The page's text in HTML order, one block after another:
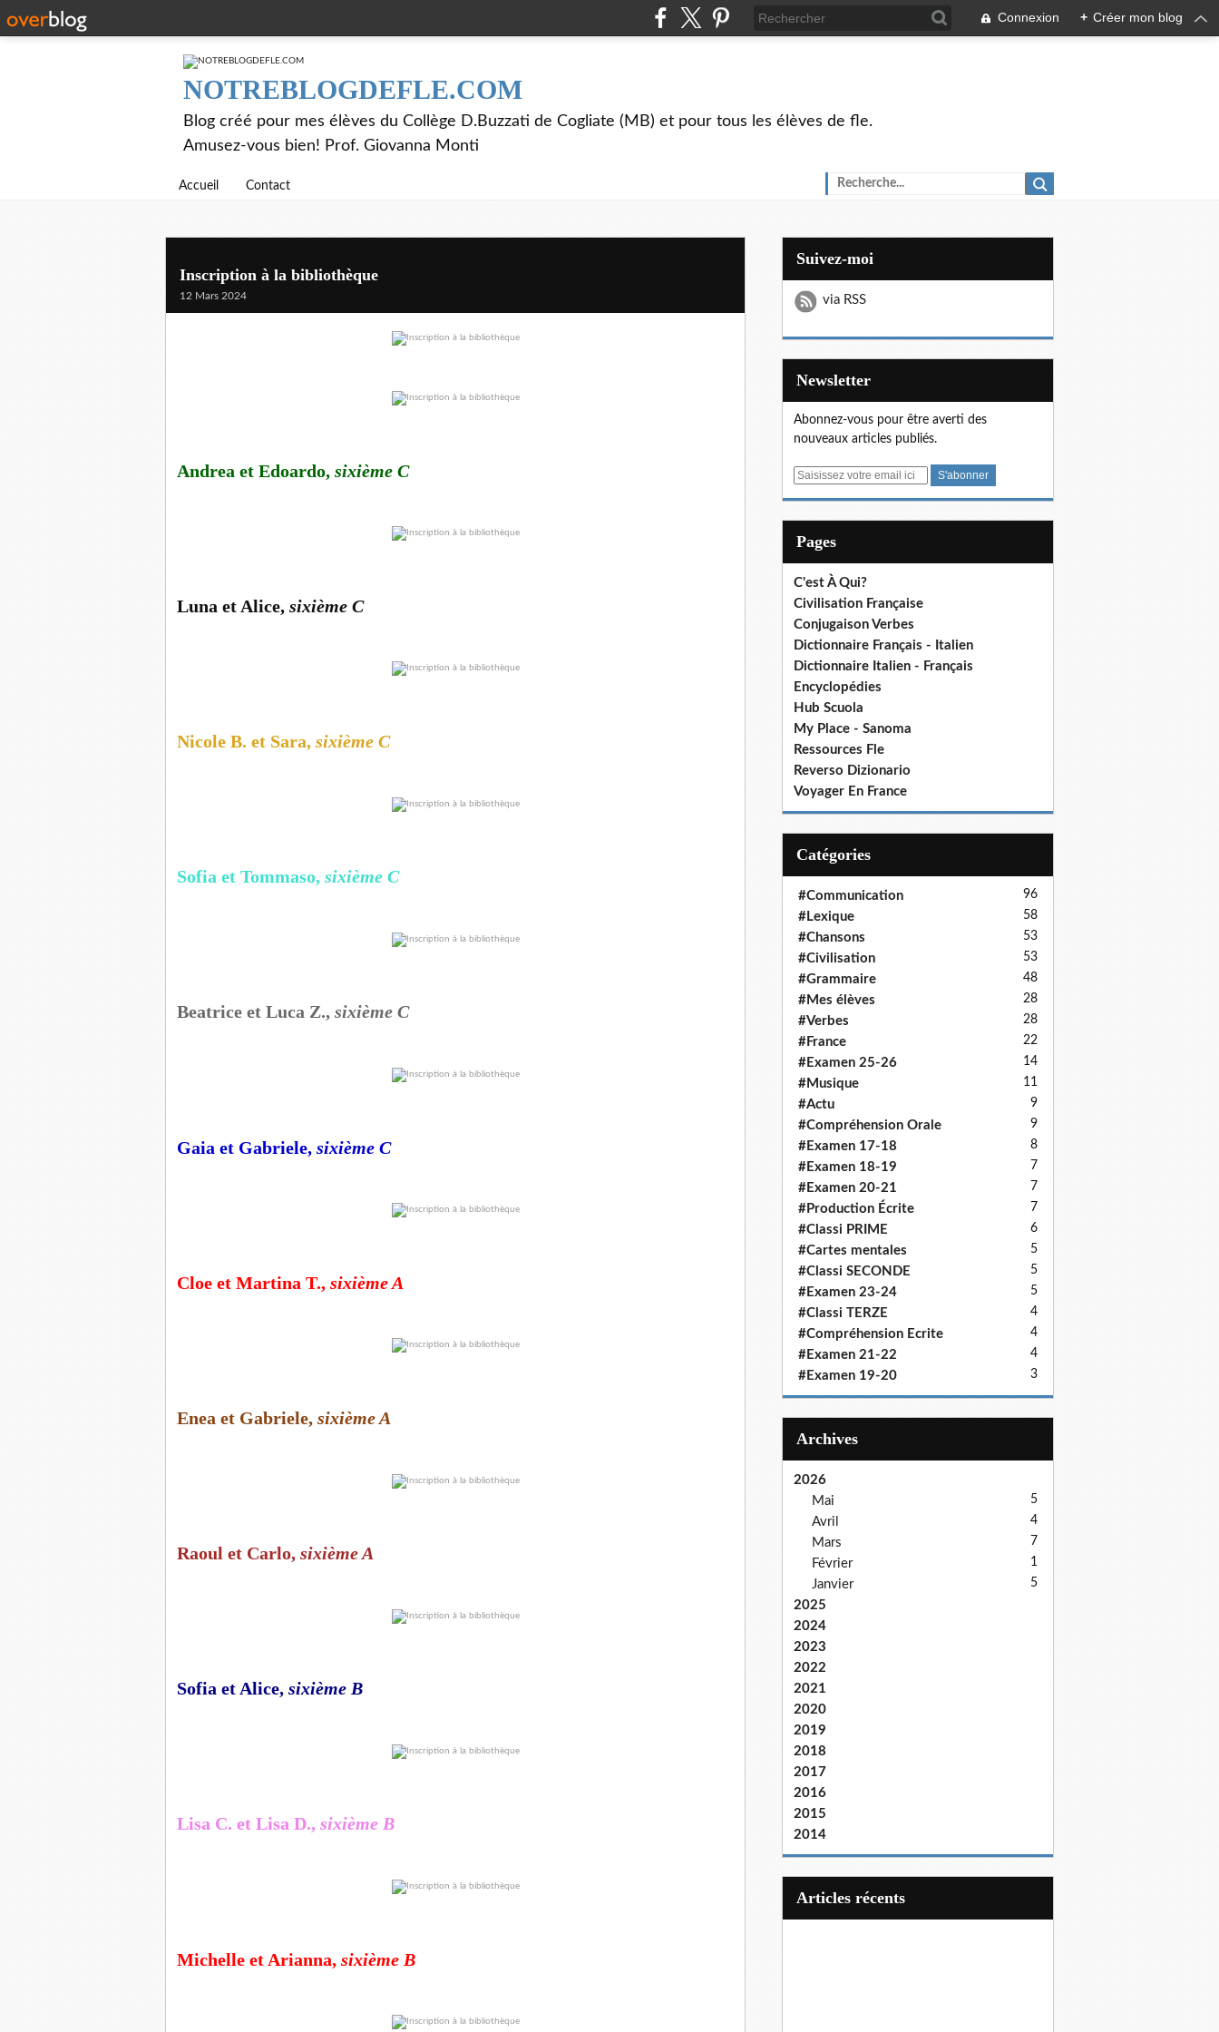
Connexion + Créer mon blog
NOTREBLOGDEFLE.COM
Blog créé pour mes élèves du Collège D.Buzzati de Cogliate (MB) et pour tous les élèves de fle.
Amusez-vous bien! Prof. Giovanna Monti
Accueil Contact
Inscription à la bibliothèque
12 Mars 2024
Andrea et Edoardo, sixième C
Luna et Alice, sixième C
Nicole B. et Sara, sixième C
Sofia et Tommaso, sixième C
Beatrice et Luca Z., sixième C
Gaia et Gabriele, sixième C
Cloe et Martina T., sixième A
Enea et Gabriele, sixième A
Raoul et Carlo, sixième A
Sofia et Alice, sixième B
Lisa C. et Lisa D., sixième B
Michelle et Arianna, sixième B
Suivez-moi
via RSS
Newsletter
Abonnez-vous pour être averti des
nouveaux articles publiés.
E
Pages
C'est À Qui?
Civilisation Française
Conjugaison Verbes
Dictionnaire Français - Italien
Dictionnaire Italien - Français
Encyclopédies
Hub Scuola
My Place - Sanoma
Ressources Fle
Reverso Dizionario
Voyager En France
Catégories
#Communication 96
#Lexique 58
#Chansons 53
#Civilisation 53
#Grammaire 48
#Mes élèves 28
#Verbes 28
#France 22
#Examen 25-26 14
#Musique 11
#Actu 9
#Compréhension Orale 9
#Examen 17-18 8
#Examen 18-19 7
#Examen 20-21 7
#Production Écrite 7
#Classi PRIME 6
#Cartes mentales 5
#Classi SECONDE 5
#Examen 23-24 5
#Classi TERZE 4
#Compréhension Ecrite 4
#Examen 21-22 4
#Examen 19-20 3
Archives
2026
Mai
5
Avril 4
Mars 7
Février 1
Janvier 5
2025
2024
2023
2022
2021
2020
2019
2018
2017
2016
2015
2014
articles récents